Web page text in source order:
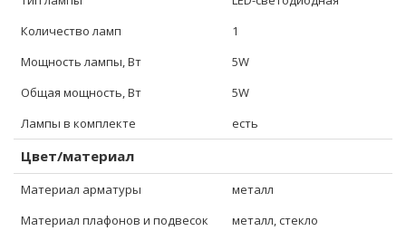
Количество ламп
1
Мощность лампы, Вт
5W
Общая мощность, Вт
5W
Лампы в комплекте
есть
Цвет/материал
Материал арматуры
металл
Материал плафонов и подвесок
металл, стекло